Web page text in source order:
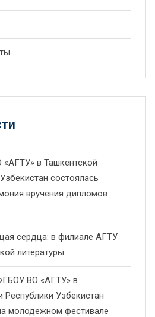
в Ташкентской
состоялась
вручения дипломов
сердца: в филиале АГТУ
литературы
ВО «АГТУ» в
Республики Узбекистан
молодежном фестивале